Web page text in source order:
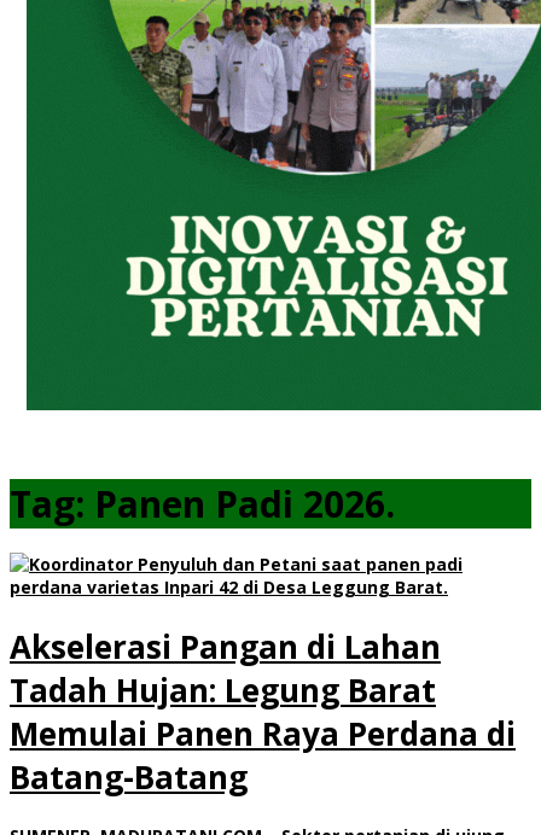
Tag: Panen Padi 2026.
Akselerasi Pangan di Lahan
Tadah Hujan: Legung Barat
Memulai Panen Raya Perdana di
Batang-Batang